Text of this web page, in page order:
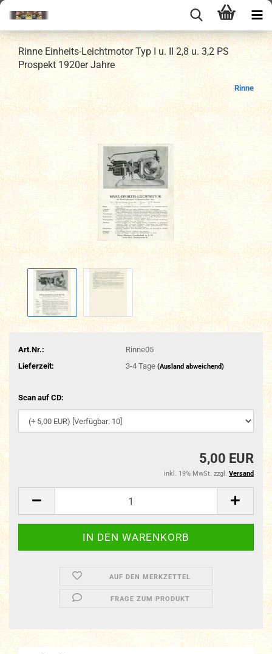
Rinne Einheits-Leichtmotor Typ I u. II 2,8 u. 3,2 PS
Prospekt 1920er Jahre
Rinne
Art.Nr.:
Rinne05
Lieferzeit:
3-4 Tage (Ausland abweichend)
Scan auf CD:
5,00 EUR
inkl. 19% MwSt. zzgl. Versand
AUF DEN MERKZETTEL
FRAGE ZUM PRODUKT